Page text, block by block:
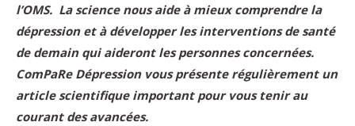
l’OMS. La science nous aide à mieux comprendre la
dépression et à développer les interventions de santé
de demain qui aideront les personnes concernées.
ComPaRe Dépression vous présente régulièrement un
article scientifique important pour vous tenir au
courant des avancées.